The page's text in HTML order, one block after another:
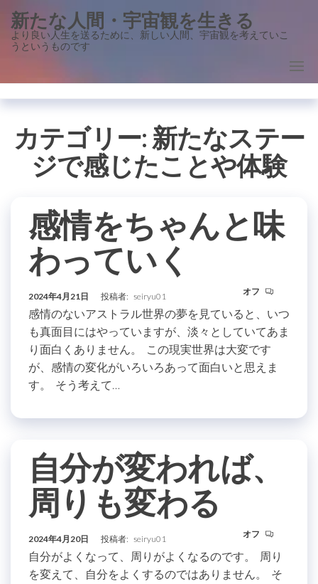
ン
に
新たな人間・宇宙観を生きる
より良い人生を送るために、新しい人間、宇宙観を考えていこ
うというものです
カテゴリー: 新たなステー
ジで感じたことや体験
感情をちゃんと味
わっていく
2024年4月21日 投稿者: seiryu01 オフ
感情のないアストラル世界の夢を見ていると、いつ
も真面目にはやっていますが、淡々としていてあま
り面白くありません。 この現実世界は大変です
が、感情の変化がいろいろあって面白いと思えま
す。 そう考えて…
自分が変われば、
周りも変わる
2024年4月20日 投稿者: seiryu01 オフ
自分がよくなって、周りがよくなるのです。 周り
を変えて、自分をよくするのではありません。 そ